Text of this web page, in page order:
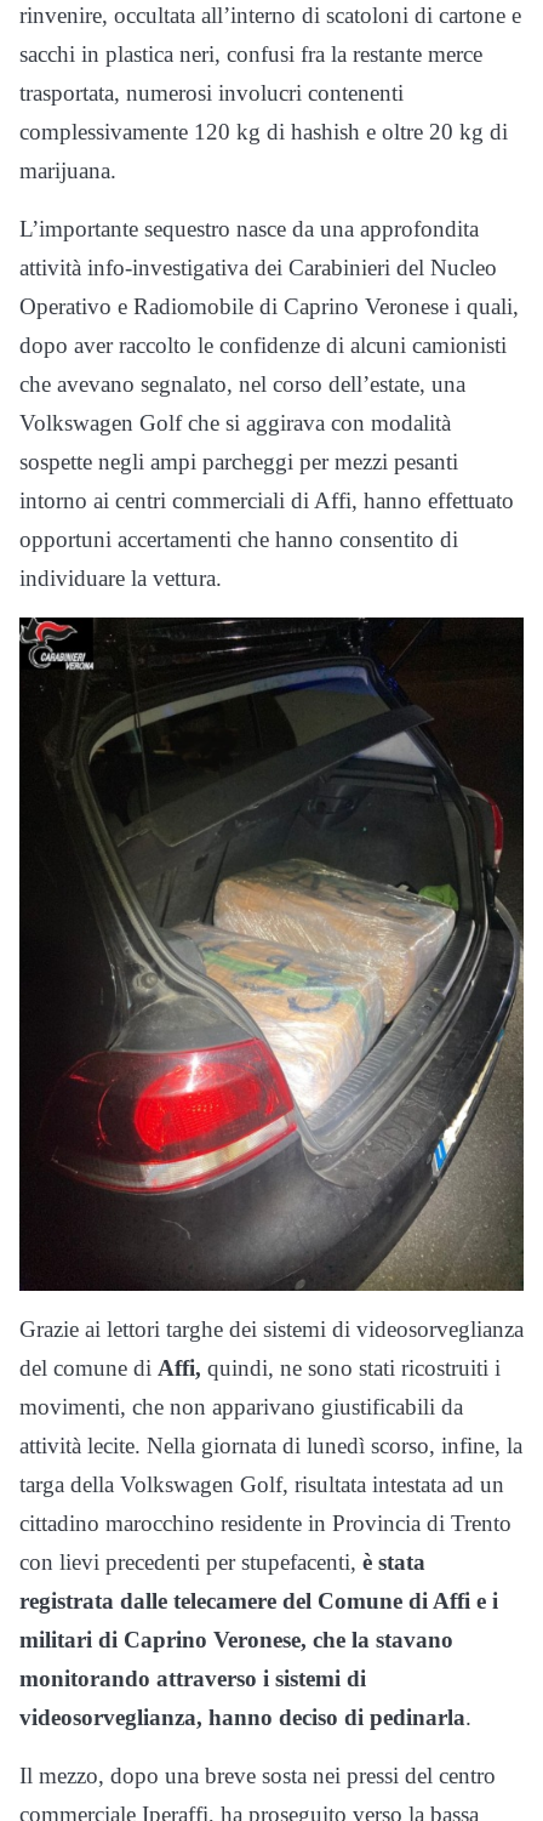
rinvenire, occultata all’interno di scatoloni di cartone e
sacchi in plastica neri, confusi fra la restante merce
trasportata, numerosi involucri contenenti
complessivamente 120 kg di hashish e oltre 20 kg di
marijuana.
L’importante sequestro nasce da una approfondita
attività info-investigativa dei Carabinieri del Nucleo
Operativo e Radiomobile di Caprino Veronese i quali,
dopo aver raccolto le confidenze di alcuni camionisti
che avevano segnalato, nel corso dell’estate, una
Volkswagen Golf che si aggirava con modalità
sospette negli ampi parcheggi per mezzi pesanti
intorno ai centri commerciali di Affi, hanno effettuato
opportuni accertamenti che hanno consentito di
individuare la vettura.
Grazie ai lettori targhe dei sistemi di videosorveglianza
del comune di Affi, quindi, ne sono stati ricostruiti i
movimenti, che non apparivano giustificabili da
attività lecite. Nella giornata di lunedì scorso, infine, la
targa della Volkswagen Golf, risultata intestata ad un
cittadino marocchino residente in Provincia di Trento
con lievi precedenti per stupefacenti, è stata
registrata dalle telecamere del Comune di Affi e i
militari di Caprino Veronese, che la stavano
monitorando attraverso i sistemi di
videosorveglianza, hanno deciso di pedinarla.
Il mezzo, dopo una breve sosta nei pressi del centro
commerciale Iperaffi, ha proseguito verso la bassa